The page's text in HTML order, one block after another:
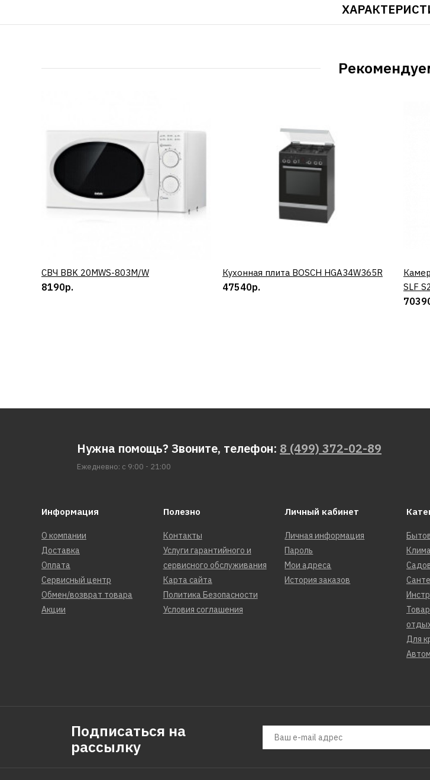
КУПИТЬ
СВЧ BBK 20MWS-803M/W
8190р.
КУПИТЬ
Кухонная плита BOSCH HGA34W365R
47540р.
SLF
Нужна помощь? Звоните, телефон: 8 (499) 372-02-89
Ежедневно: с 9:00 - 21:00
Информация
О компании
Доставка
Оплата
Сервисный центр
Обмен/возврат товара
Акции
Полезно
Контакты
Услуги гарантийного и
сервисного обслуживания
Карта сайта
Политика Безопасности
Условия соглашения
Личный кабинет
Личная информация
Пароль
Мои адреса
История заказов
Для
Подписаться на
рассылку